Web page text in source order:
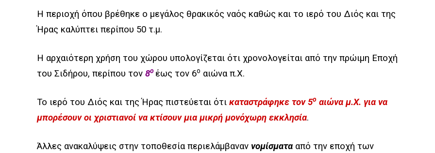
Η περιοχή όπου βρέθηκε ο μεγάλος θρακικός ναός καθώς και το ιερό του Διός και της
Ήρας καλύπτει περίπου 50 τ.μ.
Η αρχαιότερη χρήση του χώρου υπολογίζεται ότι χρονολογείται από την πρώιμη Εποχή
του Σιδήρου, περίπου τον 8ο έως τον 6ο αιώνα π.Χ.
Το ιερό του Διός και της Ήρας πιστεύεται ότι καταστράφηκε τον 5ο αιώνα μ.Χ. για να
μπορέσουν οι χριστιανοί να κτίσουν μια μικρή μονόχωρη εκκλησία.
Άλλες ανακαλύψεις στην τοποθεσία περιελάμβαναν νομίσματα από την εποχή των